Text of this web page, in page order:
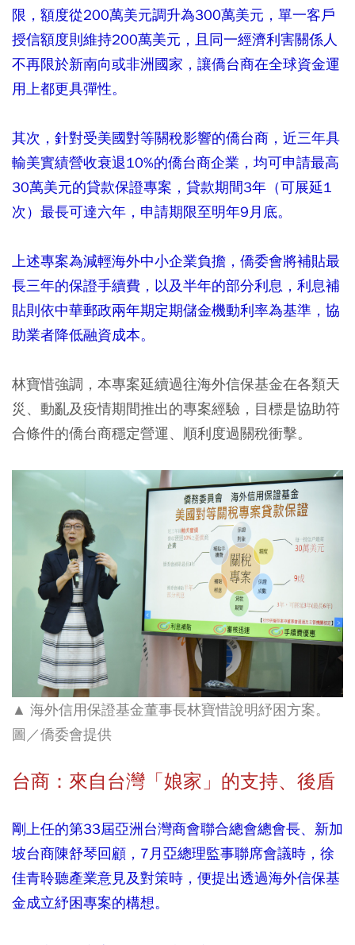
限，額度從200萬美元調升為300萬美元，單一客戶
授信額度則維持200萬美元，且同一經濟利害關係人
不再限於新南向或非洲國家，讓僑台商在全球資金運
用上都更具彈性。
其次，針對受美國對等關稅影響的僑台商，近三年具
輸美實績營收衰退10%的僑台商企業，均可申請最高
30萬美元的貸款保證專案，貸款期間3年（可展延1
次）最長可達六年，申請期限至明年9月底。
上述專案為減輕海外中小企業負擔，僑委會將補貼最
長三年的保證手續費，以及半年的部分利息，利息補
貼則依中華郵政兩年期定期儲金機動利率為基準，協
助業者降低融資成本。
林寶惜強調，本專案延續過往海外信保基金在各類天
災、動亂及疫情期間推出的專案經驗，目標是協助符
合條件的僑台商穩定營運、順利度過關稅衝擊。
▲ 海外信用保證基金董事長林寶惜說明紓困方案。
圖／僑委會提供
台商：來自台灣「娘家」的支持、後盾
剛上任的第33屆亞洲台灣商會聯合總會總會長、新加
坡台商陳舒琴回顧，7月亞總理監事聯席會議時，徐
佳青聆聽產業意見及對策時，便提出透過海外信保基
金成立紓困專案的構想。